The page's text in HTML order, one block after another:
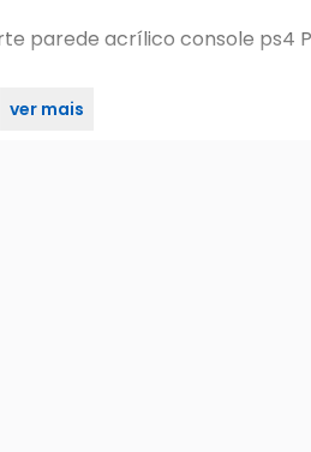
parede acrílico console ps4
ver mais